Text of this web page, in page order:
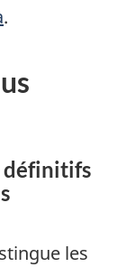
.
définitifs
les